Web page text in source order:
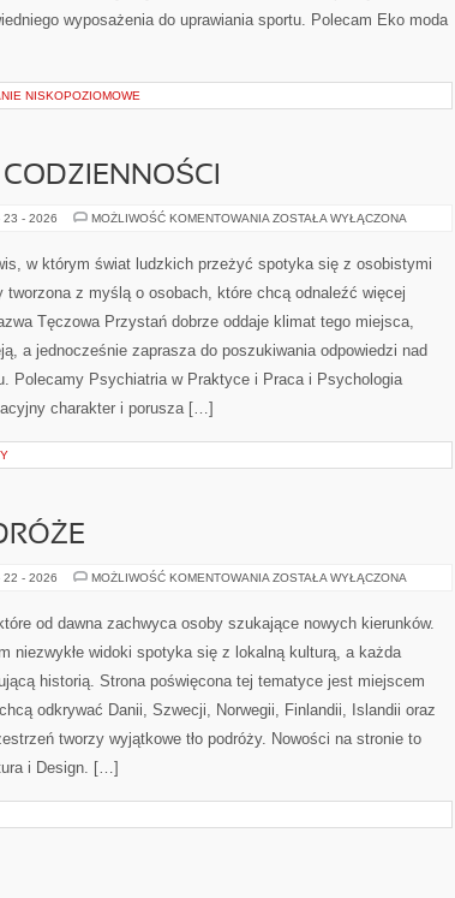
wyposażenia do uprawiania sportu. Polecam Eko moda
NISKOPOZIOMOWE
23 - 2026 MOŻLIWOŚĆ KOMENTOWANIA PSYCHOLOGIA
ZOSTAŁA WYŁĄCZONA
w którym świat ludzkich przeżyć spotyka się z osobistymi
tworzona z myślą o osobach, które chcą odnaleźć więcej
Tęczowa Przystań dobrze oddaje klimat tego miejsca,
a jednocześnie zaprasza do poszukiwania odpowiedzi nad
Polecamy Psychiatria w Praktyce i Praca i Psychologia
charakter i porusza […]
22 - 2026 MOŻLIWOŚĆ KOMENTOWANIA RODZINNE
ZOSTAŁA WYŁĄCZONA
od dawna zachwyca osoby szukające nowych kierunków.
niezwykłe widoki spotyka się z lokalną kulturą, a każda
historią. Strona poświęcona tej tematyce jest miejscem
odkrywać Danii, Szwecji, Norwegii, Finlandii, Islandii oraz
tworzy wyjątkowe tło podróży. Nowości na stronie to
i Design. […]